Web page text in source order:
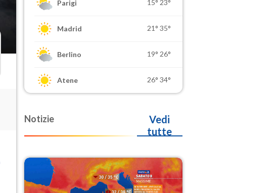
Parigi 15° 23°
Madrid 21° 35°
Berlino 19° 26°
Atene 26° 34°
Notizie
Vedi
tutte